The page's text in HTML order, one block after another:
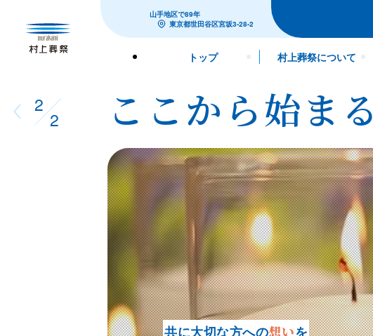
山手地区で89年
東京都世田谷区宮坂3-28-2
トップ 村上葬祭について
2
2 ここから始まる
共に大切な方への想いを